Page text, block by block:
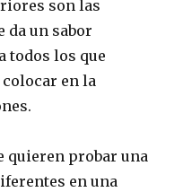
son las
da un sabor
todos los que
colocar en la
quieren probar una
en una